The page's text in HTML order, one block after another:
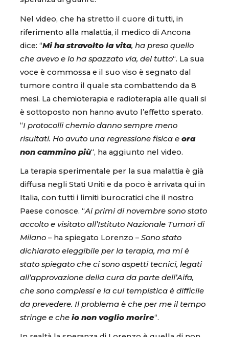
Nel video, che ha stretto il cuore di tutti, in
riferimento alla malattia, il medico di Ancona
dice: “Mi ha stravolto la vita, ha preso quello
che avevo e lo ha spazzato via, del tutto“. La sua
voce è commossa e il suo viso è segnato dal
tumore contro il quale sta combattendo da 8
mesi. La chemioterapia e radioterapia alle quali si
è sottoposto non hanno avuto l’effetto sperato.
“I protocolli chemio danno sempre meno
risultati. Ho avuto una regressione fisica e ora
non cammino più“, ha aggiunto nel video.
La terapia sperimentale per la sua malattia è già
diffusa negli Stati Uniti e da poco è arrivata qui in
Italia, con tutti i limiti burocratici che il nostro
Paese conosce. “Ai primi di novembre sono stato
accolto e visitato all’Istituto Nazionale Tumori di
Milano – ha spiegato Lorenzo – Sono stato
dichiarato eleggibile per la terapia, ma mi è
stato spiegato che ci sono aspetti tecnici, legati
all’approvazione della cura da parte dell’Aifa,
che sono complessi e la cui tempistica è difficile
da prevedere. Il problema è che per me il tempo
stringe e che io non voglio morire“.